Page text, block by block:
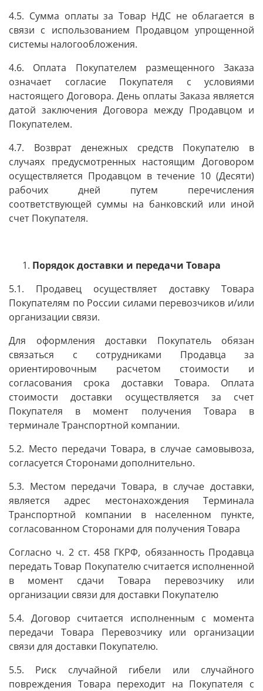
4.5. Сумма оплаты за Товар НДС не облагается в
связи с использованием Продавцом упрощенной
системы налогообложения.
4.6. Оплата Покупателем размещенного Заказа
означает согласие Покупателя с условиями
настоящего Договора. День оплаты Заказа является
датой заключения Договора между Продавцом и
Покупателем.
4.7. Возврат денежных средств Покупателю в
случаях предусмотренных настоящим Договором
осуществляется Продавцом в течение 10 (Десяти)
рабочих дней путем перечисления
соответствующей суммы на банковский или иной
счет Покупателя.
Порядок доставки и передачи Товара
5.1. Продавец осуществляет доставку Товара
Покупателям по России силами перевозчиков и/или
организации связи.
Для оформления доставки Покупатель обязан
связаться с сотрудниками Продавца за
ориентировочным расчетом стоимости и
согласования срока доставки Товара. Оплата
стоимости доставки осуществляется за счет
Покупателя в момент получения Товара в
терминале Транспортной компании.
5.2. Место передачи Товара, в случае самовывоза,
согласуется Сторонами дополнительно.
5.3. Местом передачи Товара, в случае доставки,
является адрес местонахождения Терминала
Транспортной компании в населенном пункте,
согласованном Сторонами для получения Товара
Согласно ч. 2 ст. 458 ГКРФ, обязанность Продавца
передать Товар Покупателю считается исполненной
в момент сдачи Товара перевозчику или
организации связи для доставки Покупателю
5.4. Договор считается исполненным с момента
передачи Товара Перевозчику или организации
связи для доставки Покупателю.
5.5. Риск случайной гибели или случайного
повреждения Товара переходит на Покупателя с